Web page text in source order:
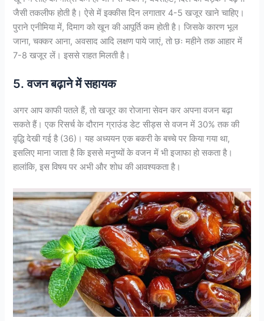
जैसी तकलीफ होती है। ऐसे में इक्कीस दिन लगातार 4-5 खजूर खाने चाहिए।
पुराने एनीमिया में, दिमाग को खून की आपूर्ति कम होती है। जिसके कारण भूल
जाना, चक्कर आना, अवसाद आदि लक्षण पाये जाएं, तो छः महीने तक आहार में
7-8 खजूर लें। इससे राहत मिलती है।
5. वजन बढ़ाने में सहायक
अगर आप काफी पतले हैं, तो खजूर का रोजाना सेवन कर अपना वजन बढ़ा
सकते हैं। एक रिसर्च के दौरान ग्राउंड डेट सीड्स से वजन में 30% तक की
वृद्धि देखी गई है (36)। यह अध्ययन एक बकरी के बच्चे पर किया गया था,
इसलिए माना जाता है कि इससे मनुष्यों के वजन में भी इजाफा हो सकता है।
हालांकि, इस विषय पर अभी और शोध की आवश्यकता है।